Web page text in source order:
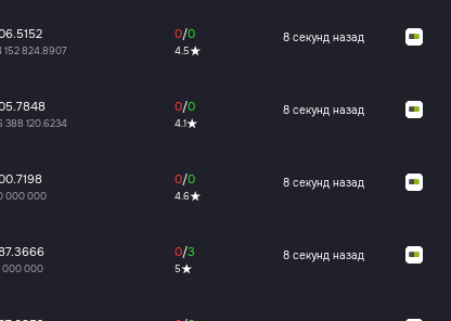
152 824.8907
0/0
4.5
8 секунд назад
388 120.6234
0/0
4.1
8 секунд назад
000 000
0/0
4.6
8 секунд назад
000 000
0/3
5
8 секунд назад